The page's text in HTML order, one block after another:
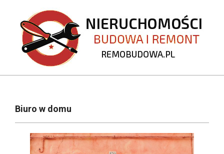
content
REMOBUDOWA.PL
NavigationBiuro w domu